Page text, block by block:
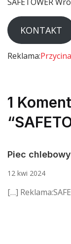
KONTAKT
Reklama:
1
Piec
12 kwi 2024
[…]